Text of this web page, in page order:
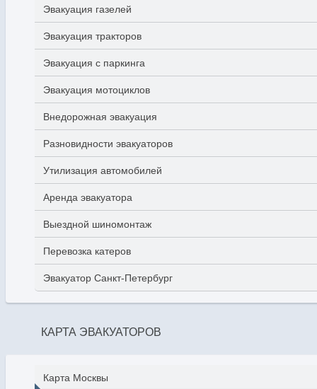
Эвакуация газелей
Эвакуация тракторов
Эвакуация с паркинга
Эвакуация мотоциклов
Внедорожная эвакуация
Разновидности эвакуаторов
Утилизация автомобилей
Аренда эвакуатора
Выездной шиномонтаж
Перевозка катеров
Эвакуатор Санкт-Петербург
КАРТА ЭВАКУАТОРОВ
Карта Москвы